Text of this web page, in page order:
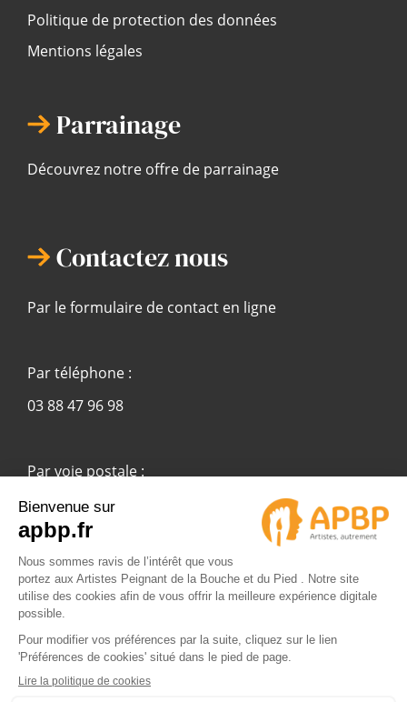
Politique de protection des données
Mentions légales
Parrainage
Découvrez notre offre de parrainage
Contactez nous
Par le formulaire de contact en ligne
Par téléphone :
03 88 47 96 98
Par voie postale :
APBP
37 route Ecospace - Molsheim
67955 Strasbourg Cedex 9